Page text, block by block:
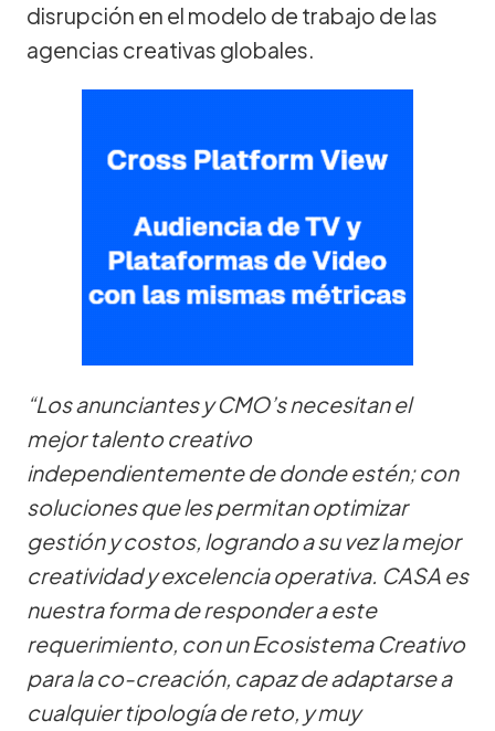
disrupción en el modelo de trabajo de las
agencias creativas globales.
“Los anunciantes y CMO’s necesitan el
mejor talento creativo
independientemente de donde estén; con
soluciones que les permitan optimizar
gestión y costos, logrando a su vez la mejor
creatividad y excelencia operativa. CASA es
nuestra forma de responder a este
requerimiento, con un Ecosistema Creativo
para la co-creación, capaz de adaptarse a
cualquier tipología de reto, y muy